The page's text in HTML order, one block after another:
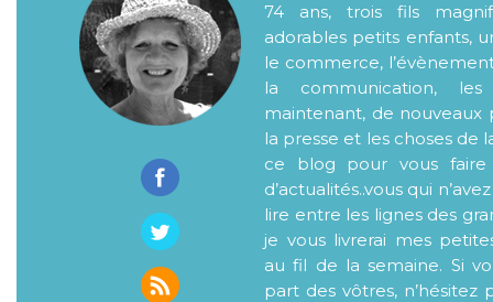
74 ans, trois fils
adorables petits enfants,
le commerce,
la communication,
maintenant, de nouveaux
la presse et les choses de
ce blog pour vous faire
d’actualités..vous qui
lire entre les lignes des
je vous livrerai mes
au fil de la semaine. Si
part des vôtres, n’hésitez